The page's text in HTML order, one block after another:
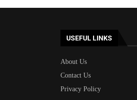
USEFUL LINKS
About Us
Contact Us
Privacy Policy